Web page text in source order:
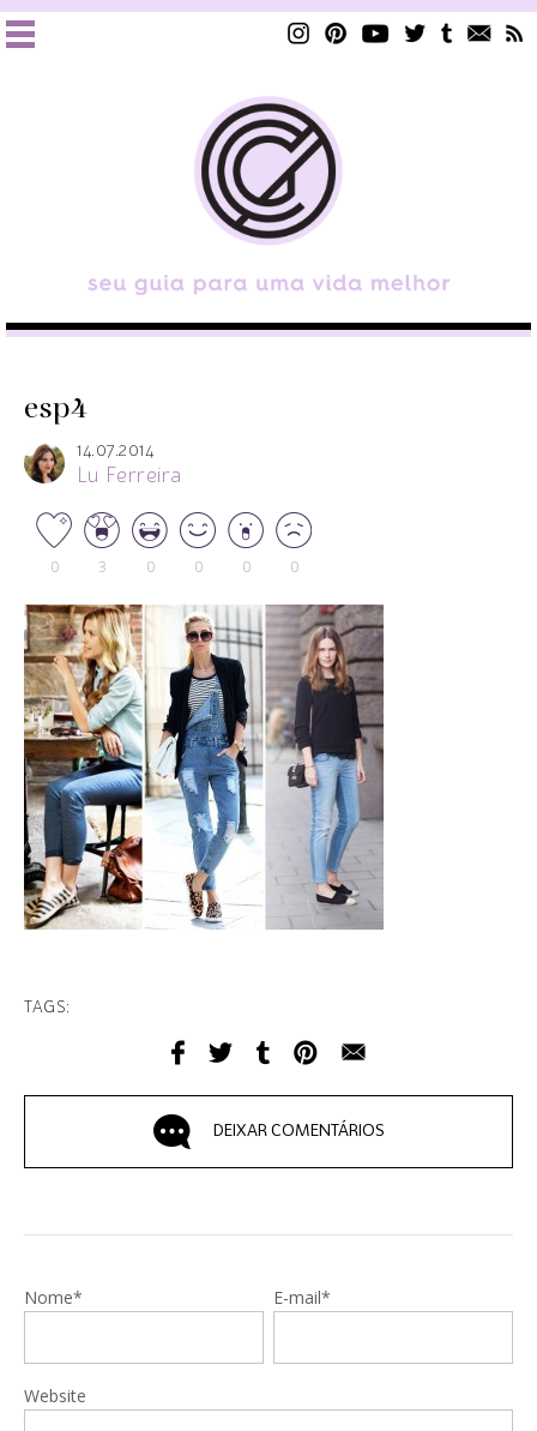
esp4
14.07.2014
Lu Ferreira
0 3 0 0 0 0
TAGS:
DEIXAR COMENTÁRIOS
Nome* E-mail*
Website